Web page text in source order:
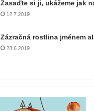
Zasaďte si ji, ukážeme jak
12.7.2019
Zázračná rostlina jménem
28.6.2019